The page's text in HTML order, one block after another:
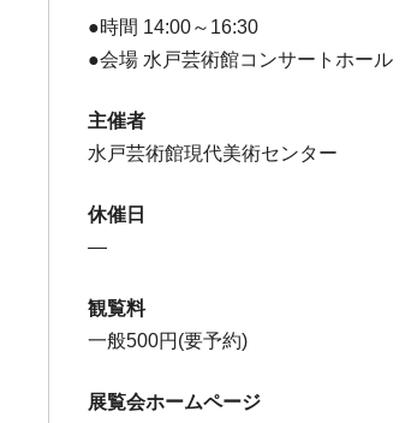
●時間 14:00～16:30
●会場 水戸芸術館コンサートホール
主催者
水戸芸術館現代美術センター
休催日
―
観覧料
一般500円(要予約)
展覧会ホームページ